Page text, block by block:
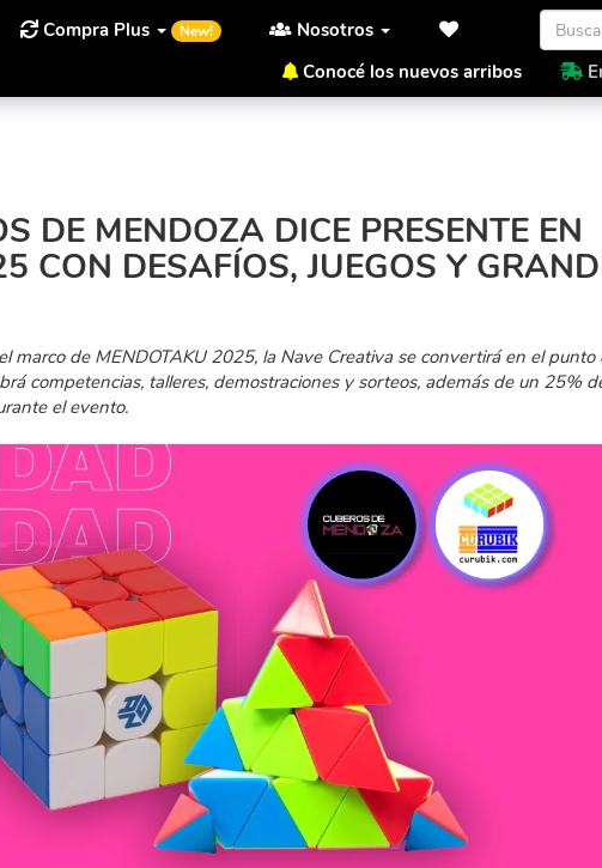
Compra Plus New! Nosotros
Conocé los nuevos arribos
Mendoza dice presente en MENDOTAKU 2025 con desafíos, juegos y grandes
DE MENDOZA DICE PRESENTE EN
CON DESAFÍOS, JUEGOS Y
marco de MENDOTAKU 2025, la Nave Creativa se convertirá en el
competencias, talleres, demostraciones y sorteos, además de un 25%
el evento.